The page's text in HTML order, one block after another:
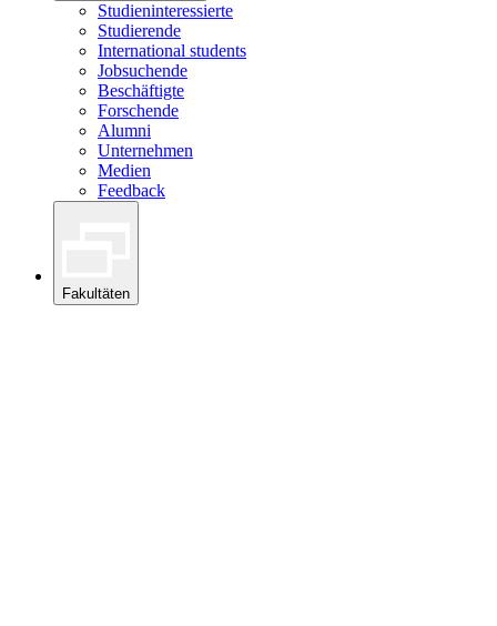
Studieninteressierte
Studierende
International students
Jobsuchende
Beschäftigte
Forschende
Alumni
Unternehmen
Medien
Feedback
Fakultäten